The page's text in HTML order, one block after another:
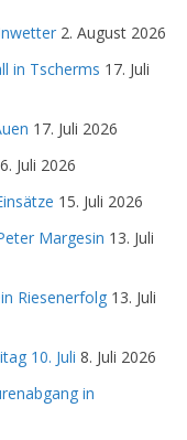
2. August 2026
in Tscherms 17. Juli
17. Juli 2026
Juli 2026
15. Juli 2026
Margesin 13. Juli
Riesenerfolg 13. Juli
10. Juli 8. Juli 2026
in